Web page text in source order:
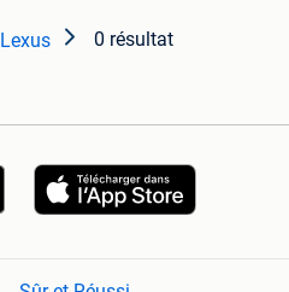
Lexus 0 résultat